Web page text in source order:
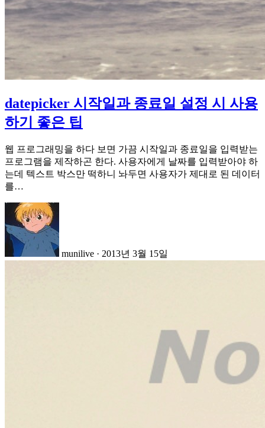
datepicker 시작일과 종료일 설정 시 사용
하기 좋은 팁
웹 프로그래밍을 하다 보면 가끔 시작일과 종료일을 입력받는
프로그램을 제작하곤 한다. 사용자에게 날짜를 입력받아야 하
는데 텍스트 박스만 떡하니 놔두면 사용자가 제대로 된 데이터
를…
munilive · 2013년 3월 15일